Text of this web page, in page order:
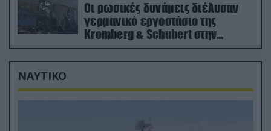
Οι ρωσικές δυνάμεις διέλυσαν
γερμανικό εργοστάσιο της
Kromberg & Schubert στην
Ουκρανία (βίντεο)
ΝΑΥΤΙΚΟ